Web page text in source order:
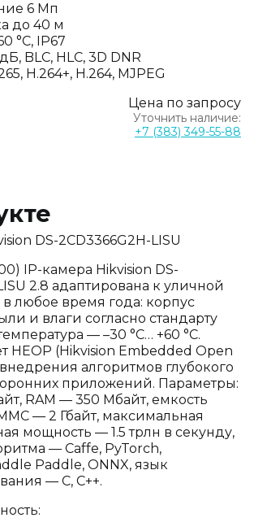
6 Мп
до 40 м
°C, IP67
BLC, HLC, 3D DNR
H.264+, H.264, MJPEG
Цена по запросу
Уточнить наличие:
+7 (383) 349-55-88
DS-2CD3366G2H-LISU
IP-камера Hikvision DS-
2.8 адаптирована к уличной
любое время года: корпус
и влаги согласно стандарту
— –30 °C… +60 °C.
HEOP (Hikvision Embedded Open
алгоритмов глубокого
приложений. Параметры:
RAM — 350 Мбайт, емкость
— 2 Гбайт, максимальная
мощность — 1.5 трлн в секунду,
— Caffe, PyTorch,
Paddle, ONNX, язык
— C, C++.